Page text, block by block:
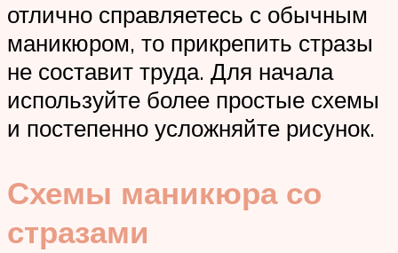
отлично справляетесь с обычным
маникюром, то прикрепить стразы
не составит труда. Для начала
используйте более простые схемы
и постепенно усложняйте рисунок.
Схемы маникюра со
стразами